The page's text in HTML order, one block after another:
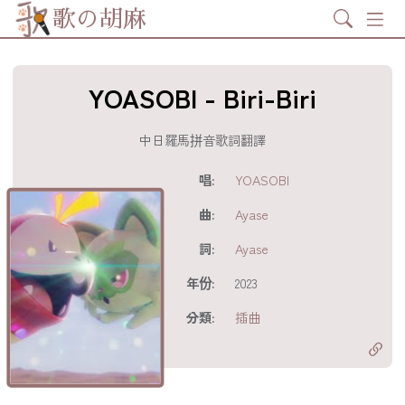
歌の胡麻 Search
YOASOBI - Biri-Biri
中日羅馬拼音歌詞翻譯
唱:
YOASOBI
曲:
Ayase
詞:
Ayase
年份:
2023
分類:
插曲
分享至
享至 X
製鏈結